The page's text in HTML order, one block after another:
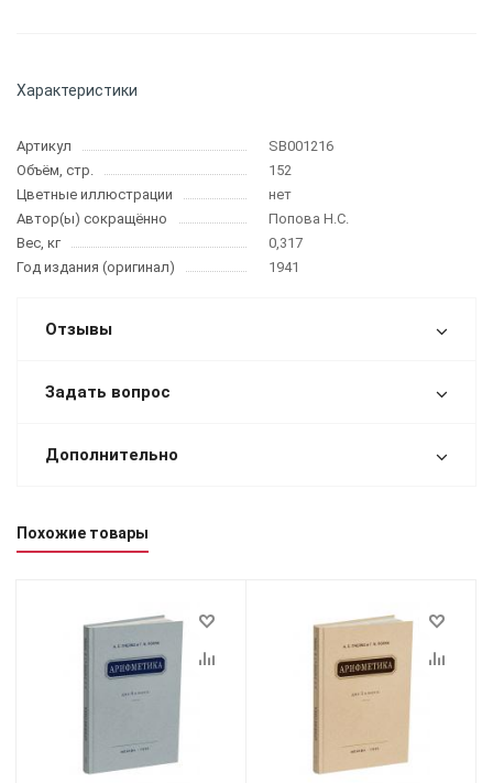
Характеристики
Артикул
SB001216
Объём, стр.
152
Цветные иллюстрации
нет
Автор(ы) сокращённо
Попова Н.С.
Вес, кг
0,317
Год издания (оригинал)
1941
Отзывы
Задать вопрос
Дополнительно
Похожие товары